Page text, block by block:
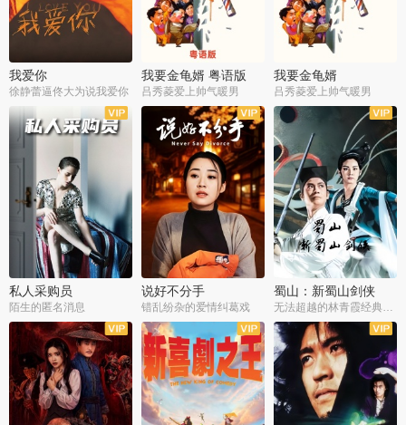
我爱你
徐静蕾逼佟大为说我爱你
我要金龟婿 粤语版
吕秀菱爱上帅气暖男
我要金龟婿
吕秀菱爱上帅气暖男
私人采购员
陌生的匿名消息
说好不分手
错乱纷杂的爱情纠葛戏
蜀山：新蜀山剑侠
无法超越的林青霞经典角色